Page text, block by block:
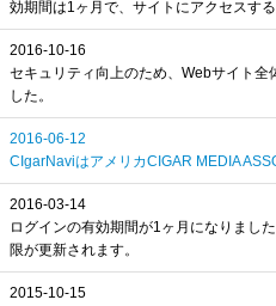
効期間は1ヶ月で、サイトにアクセスす
2016-10-16
セキュリティ向上のため、Webサイト全
した。
2016-06-12
CIgarNaviはアメリカCIGAR MEDIA
2016-03-14
ログインの有効期間が1ヶ月になりまし
限が更新されます。
2015-10-15